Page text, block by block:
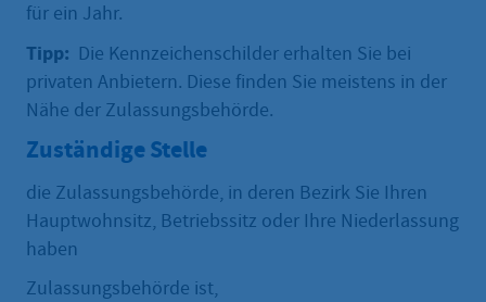
für ein Jahr.
Tipp: Die Kennzeichenschilder erhalten Sie bei
privaten Anbietern. Diese finden Sie meistens in der
Nähe der Zulassungsbehörde.
Zuständige Stelle
die Zulassungsbehörde, in deren Bezirk Sie Ihren
Hauptwohnsitz, Betriebssitz oder Ihre Niederlassung
haben
Zulassungsbehörde ist,